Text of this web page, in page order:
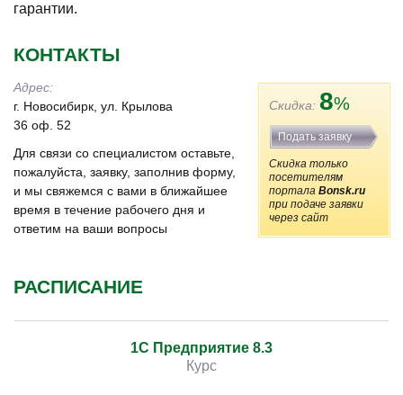
гарантии.
КОНТАКТЫ
Скидка: 8%
Подать заявку
Скидка только
посетителям
портала Bonsk.ru
при подаче заявки
через сайт
Адрес:
г. Новосибирк, ул. Крылова
36 оф. 52
Для связи со специалистом оставьте,
пожалуйста, заявку, заполнив форму,
и мы свяжемся с вами в ближайшее
время в течение рабочего дня и
ответим на ваши вопросы
РАСПИСАНИЕ
1С Предприятие 8.3
Курс